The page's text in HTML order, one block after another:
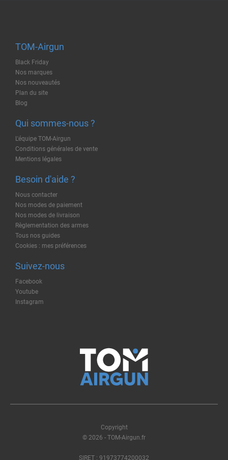
TOM-Airgun
Black Friday
Nos marques
Nos nouveautés
Plan du site
Blog
Qui sommes-nous ?
L'équipe TOM-Airgun
Conditions générales de vente
Mentions légales
Besoin d'aide ?
Nous contacter
Nos modes de paiement
Nos modes de livraison
Règlementation des armes
Tous nos guides
Cookies : mes préférences
Suivez-nous
Facebook
Youtube
Instagram
Copyright
© 2026 - TOM-Airgun.fr
SIRET : 91973774200032